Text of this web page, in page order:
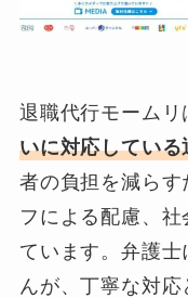
退職代行モームリ
いに対応してい
者の負担を減らす
フによる配慮、
ています。弁護
んが、丁寧な対